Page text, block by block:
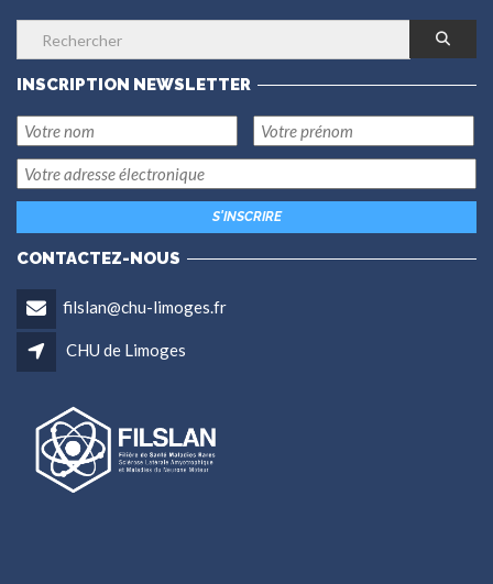
INSCRIPTION NEWSLETTER
CONTACTEZ-NOUS
filslan@chu-limoges.fr
CHU de Limoges